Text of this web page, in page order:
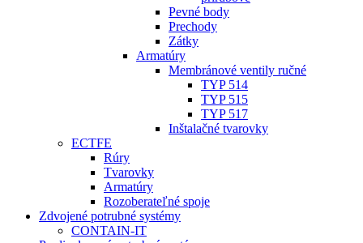
Pevné body
Prechody
Zátky
Armatúry
Membránové ventily ručné
TYP 514
TYP 515
TYP 517
Inštalačné tvarovky
ECTFE
Rúry
Tvarovky
Armatúry
Rozoberateľné spoje
Zdvojené potrubné systémy
CONTAIN-IT